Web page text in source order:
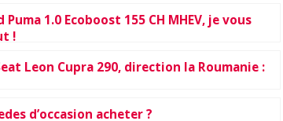
Puma 1.0 Ecoboost 155 CH MHEV, je vous
!
Leon Cupra 290, direction la Roumanie :
d’occasion acheter ?